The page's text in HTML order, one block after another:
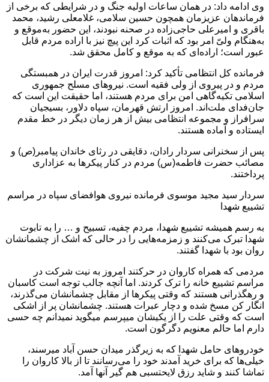
وی ادامه داد: در همان ساعات اولیه جنگ و در شرایطی که برخی از
فرماندهان عزیزمان همچون حسین سلامی، غلامعلی رشید، محمد
باقری و امیرعلی حاجی‌زاده در صحنه نبودند، این حضور به‌موقع و
به‌هنگام ولیّ امر بود که اثبات کرد این پیچ نیز با اراده مردم قابل
عبور است؛ اراده‌ای که به موقع و کامل محقق شد.
فرمانده کل انتظامی تأکید کرد: امروز قدرت ایران در همبستگی
مردم و در پیروی از ولی فقیه است. نیروهای مسلح جمهوری
اسلامی تکیه‌گاهی امن برای مردم هستند، اما حقیقت این است که
جان‌فدای ملت‌اند. امروز ارتش قهرمان، سپاه دلاور، بسیجیان
سرافراز و مجموعه انتظامی بیش از هر زمان دیگر در خط مقدم
ایستاده و آماده هستند.
پس از سخنرانی سردار رادان، دقایقی در رثای خاندان پیامبر(ص) و
مصائب حضرت فاطمه(س) مردم در کنار پیکرها به عزاداری
پرداختند.
سردار سید مجید موسوی فرمانده نیروی هوافضای سپاه در مراسم
تشییع شهدا
به رسم همیشه تشییع شهدا، مردم چفیه، تسبیح و … را به تابوت
شهدا تبرک می‌کنند و زمزمه‌هایی را در حالی که اشک از چشمانشان
روان بود با شهدا گفتند.
مردمی که همراه کاروان در حرکتند امروز به نیت شرکت در
مراسم تشییع خانه را ترک کردند. اما آنچه جالب توجه است کاسبان
و رهگذرانی هستند که وقتی پیکرها از مقابل چشمانشان می‌گذرند،
انگار کن مسخ شده و دچار عبرات هستند. چشمانشان پر از اشکی
است که وقتی علت را از یکیشان میپرسم میگوید نمیدانم چه حسی
دارم اما حالم معنویم دگرگون است.
خودروهای حامل شهدا که به زیرگذر میدان حسن آباد میرسند،
خیلی‌ها که برای خرید آمدند خود را می‌رسانند تا از بالا کاروان را
تماشا کنند و شاید رزق لایحتسبی هم گیر آنها آمد.